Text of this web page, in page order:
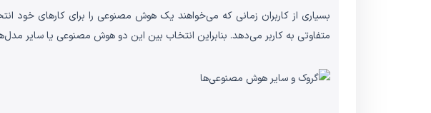
بسیاری از کاربران زمانی که می‌خواهند یک هوش مصنوعی را برای کارهای خود
متفاوتی به کاربر می‌دهد. بنابراین انتخاب بین این دو هوش مصنوعی یا سایر